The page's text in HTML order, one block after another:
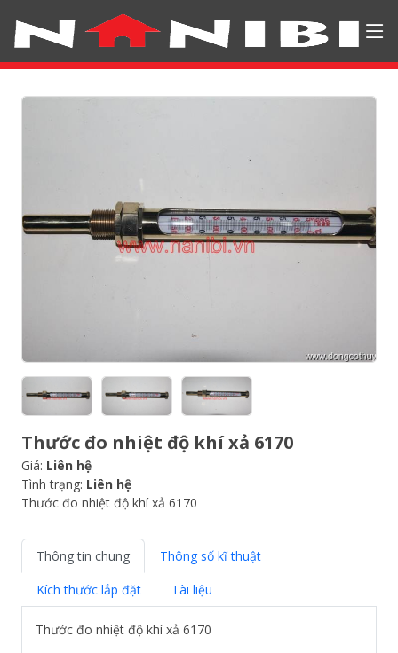
Thước đo nhiệt độ khí xả 6170
Giá: Liên hệ
Tình trạng: Liên hệ
Thước đo nhiệt độ khí xả 6170
Thông tin chung
Thông số kĩ thuật
Kích thước lắp đặt
Tài liệu
Thước đo nhiệt độ khí xả 6170